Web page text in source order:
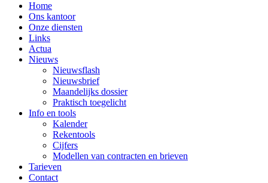
Home
Ons kantoor
Onze diensten
Links
Actua
Nieuws
Nieuwsflash
Nieuwsbrief
Maandelijks dossier
Praktisch toegelicht
Info en tools
Kalender
Rekentools
Cijfers
Modellen van contracten en brieven
Tarieven
Contact